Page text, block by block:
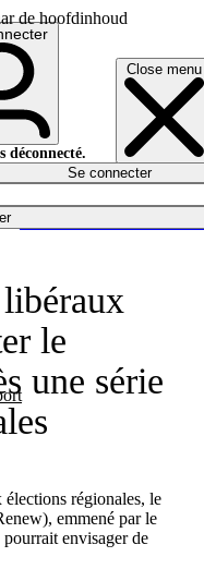
de hoofdinhoud
Close menu
déconnecté.
Se connecter
le
une série
élections régionales, le
emmené par le
envisager de